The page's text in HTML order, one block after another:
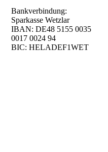
Bankverbindung:
Sparkasse Wetzlar
IBAN: DE48 5155 0035
0017 0024 94
BIC: HELADEF1WET